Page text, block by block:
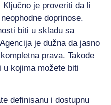
Ključno je proveriti da li
doprinose.
biti u skladu sa
je dužna da jasno
prava. Takođe
u kojima možete biti
definisanu i dostupnu